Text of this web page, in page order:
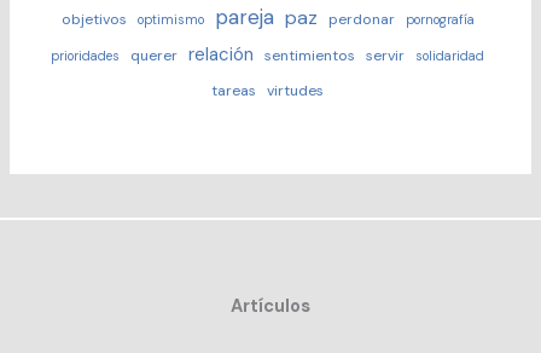
objetivos optimismo pareja paz perdonar pornografía
prioridades querer relación sentimientos servir solidaridad
tareas virtudes
Artículos